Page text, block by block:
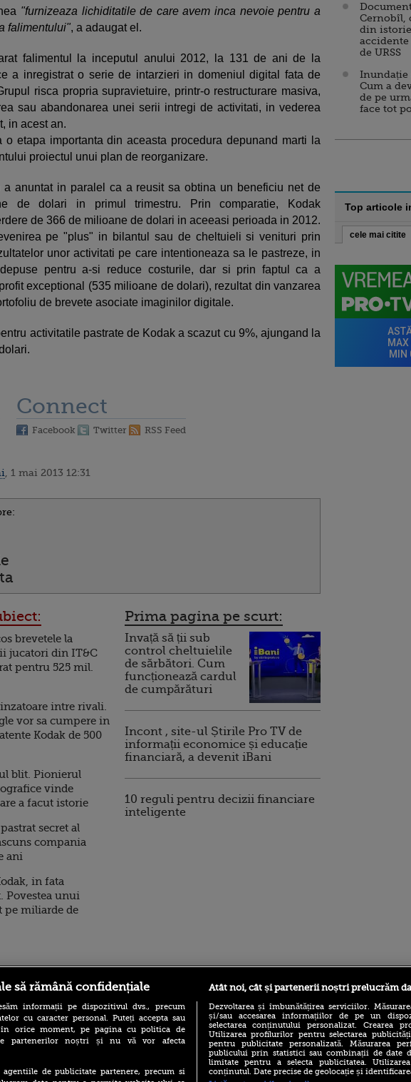
"furnizeaza lichiditatile de care avem inca nevoie pentru a
falimentului", a adaugat el.
falimentul la inceputul anului 2012, la 131 de ani de la
a inregistrat o serie de intarzieri in domeniul digital fata de
risca propria supravietuire, printr-o restructurare masiva,
sau abandonarea unei serii intregi de activitati, in vederea
in acest an.
o etapa importanta din aceasta procedura depunand marti la
proiectul unui plan de reorganizare.
a anuntat in paralel ca a reusit sa obtina un beneficiu net de
de dolari in primul trimestru. Prin comparatie,
Kodak
de 366 de milioane de dolari in aceeasi perioada in 2012.
pe "plus" in bilantul sau de cheltuieli si venituri prin
unor activitati pe care intentioneaza sa le pastreze, in
pentru a-si reduce costurile, dar si prin faptul ca a
exceptional (535 milioane de dolari), rezultat din vanzarea
de brevete asociate imaginilor digitale.
activitatile pastrate de Kodak a scazut cu 9%, ajungand la
Connect
Facebook Twitter RSS Feed
, 1 mai 2013 12:31
brevetele la
jucatori din IT&C
pentru 525 mil.
intre rivali.
vor sa cumpere in
Kodak de 500
blit. Pionierul
vinde
a facut istorie
secret al
compania
ani
in fata
unui
pe miliarde de
Prima pagina pe scurt:
Invață să ții sub
control cheltuielile
de sărbători. Cum
funcționează cardul
de cumpărături
Incont , site-ul Știrile Pro TV de
informații economice și educație
financiară, a devenit iBani
10 reguli pentru decizii financiare
inteligente
Cernobîl,
din
accidente
de URSS
Inundație
Cum a
de pe
face tot
Top articole
cele mai citite
o
ilike-it.ro foodstory.ro Procinema.ro
să rămână confidențiale
informații pe dispozitivul dvs., precum
cu caracter personal. Puteți accepta sau
orice moment, pe pagina cu politica de
partenerilor noștri și nu vă vor afecta
de publicitate partenere, precum si
Atât noi, cât și partenerii noștri prelucrăm
Dezvoltarea și îmbunătățirea serviciilor.
și/sau accesarea informațiilor de pe un
selectarea conținutului personalizat. Crearea
Utilizarea profilurilor pentru selectarea
pentru publicitate personalizată. Măsurarea
publicului prin statistici sau combinații de date
limitate pentru a selecta publicitatea.
conținutul. Date precise de geolocație și